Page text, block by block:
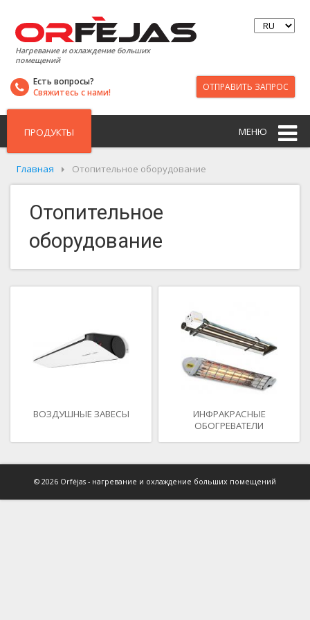
Нагревание и охлаждение больших
помещений
Есть вопросы?
Свяжитесь с нами!
ОТПРАВИТЬ ЗАПРОС
ПРОДУКТЫ МЕНЮ
Главная Отопительное оборудование
Отопительное
оборудование
ВОЗДУШНЫЕ ЗАВЕСЫ
ИНФРАКРАСНЫЕ
ОБОГРЕВАТЕЛИ
© 2026 Orfėjas - нагревание и охлаждение больших помещений